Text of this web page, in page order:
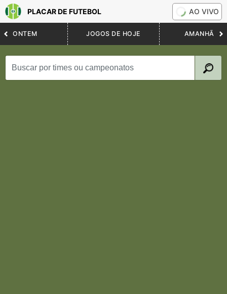
PLACAR DE FUTEBOL AO VIVO
ONTEM JOGOS DE HOJE AMANHÃ